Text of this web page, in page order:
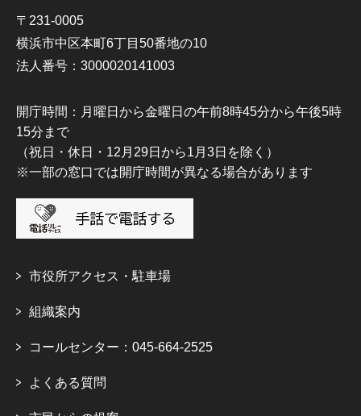
〒231-0005
横浜市中区本町6丁目50番地の10
法人番号：3000020141003
開庁時間：月曜日から金曜日の午前8時45分から午後5時
15分まで
（祝日・休日・12月29日から1月3日を除く）
※一部の窓口では開庁時間が異なる場合があります
市役所アクセス・駐車場
組織案内
コールセンター：045-664-2525
よくある質問